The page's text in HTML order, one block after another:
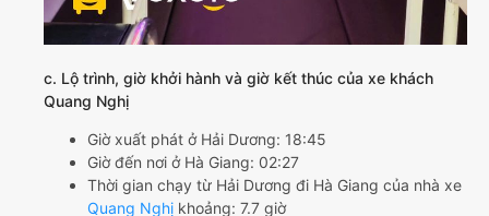
c. Lộ trình, giờ khởi hành và giờ kết thúc của xe khách
Quang Nghị
Giờ xuất phát ở Hải Dương: 18:45
Giờ đến nơi ở Hà Giang: 02:27
Thời gian chạy từ Hải Dương đi Hà Giang của nhà xe
Quang Nghị khoảng: 7.7 giờ